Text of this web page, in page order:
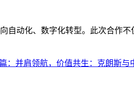
自动化、数字化转型。此次合作
：并肩领航，价值共生：克朗斯与